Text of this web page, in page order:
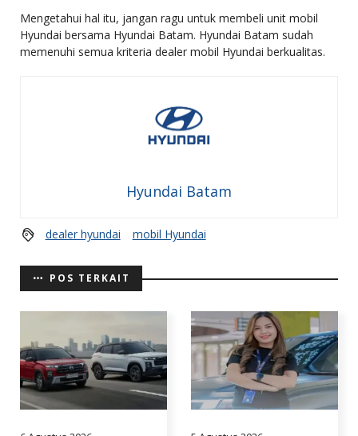
Mengetahui hal itu, jangan ragu untuk membeli unit mobil
Hyundai bersama Hyundai Batam. Hyundai Batam sudah
memenuhi semua kriteria dealer mobil Hyundai berkualitas.
Hyundai Batam
dealer hyundai mobil Hyundai
POS TERKAIT